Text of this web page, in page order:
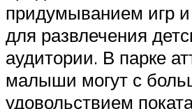
придумыванием игр и
для развлечения
аудитории. В парке
малыши могут с
удовольствием